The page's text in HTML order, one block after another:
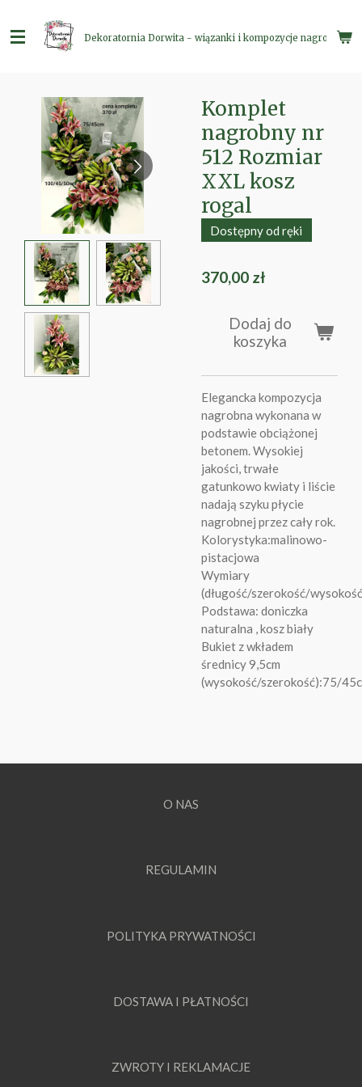
do
głównej
Dekoratornia Dorwita - wiązanki i kompozycje nagrobne
Komplet
nagrobny nr
512 Rozmiar
XXL kosz
rogal
Dostępny od ręki
370,00 zł
Dodaj do
koszyka
Elegancka kompozycja
nagrobna wykonana w
podstawie obciążonej
betonem. Wysokiej
jakości, trwałe
gatunkowo kwiaty i liście
nadają szyku płycie
nagrobnej przez cały rok.
Kolorystyka:malinowo-
pistacjowa
Wymiary
(długość/szerokość/
Podstawa: doniczka
naturalna , kosz biały
Bukiet z wkładem
średnicy 9,5cm
(wysokość/szerokość):75/
O NAS
REGULAMIN
POLITYKA PRYWATNOŚCI
DOSTAWA I PŁATNOŚCI
ZWROTY I REKLAMACJE